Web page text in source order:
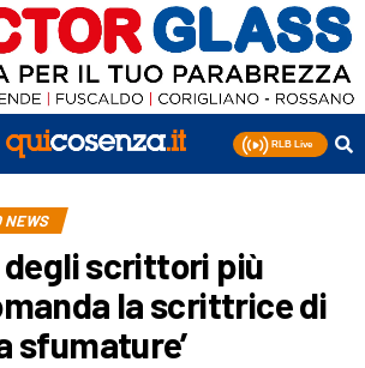
NEWS
scrittori più
la scrittrice di
sfumature’